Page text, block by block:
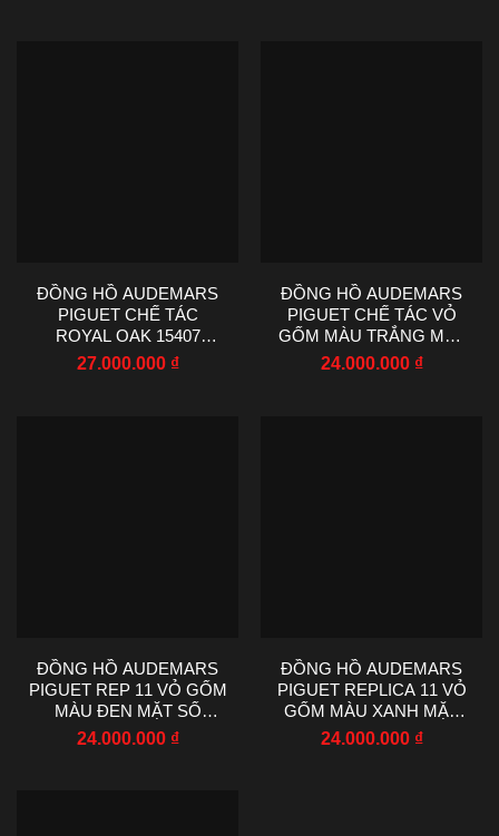
ĐỒNG HỒ AUDEMARS
PIGUET CHẾ TÁC
ROYAL OAK 15407
FROSTED GOLD MẶT
27.000.000 ₫
ĐỒNG HỒ AUDEMARS
PIGUET CHẾ TÁC VỎ
GỐM MÀU TRẮNG MẶT
SỐ TAKASHI MURAKAMI
24.000.000 ₫
ĐỒNG HỒ AUDEMARS
PIGUET REP 11 VỎ GỐM
MÀU ĐEN MẶT SỐ
TAKASHI MURAKAMI
24.000.000 ₫
ĐỒNG HỒ AUDEMARS
PIGUET REPLICA 11 VỎ
GỐM MÀU XANH MẶT
SỐ TAKASHI MURAKAMI
24.000.000 ₫